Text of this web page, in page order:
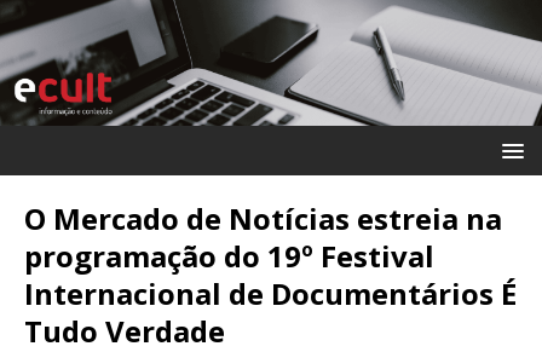
O Mercado de Notícias estreia na
programação do 19º Festival
Internacional de Documentários É
Tudo Verdade